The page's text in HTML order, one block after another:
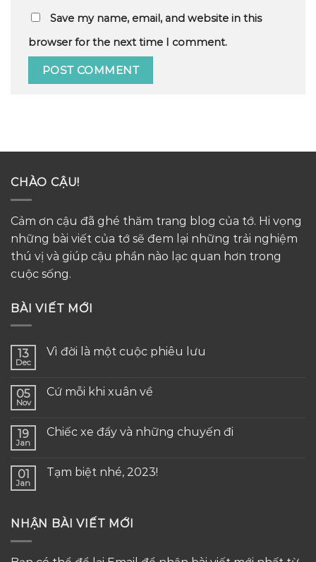
Save my name, email, and website in this
browser for the next time I comment.
CHÀO CẬU!
Cảm ơn cậu đã ghé thăm trang blog của tớ. Hi vọng
những bài viết của tớ sẽ đem lại những trải nghiệm
thú vị và giúp cậu phần nào lạc quan hơn trong
cuộc sống.
BÀI VIẾT MỚI
13
Dec
Vì đời là một cuộc phiêu lưu
05
Nov
Cứ mỗi khi xuân về
19
Jan
Chiếc xe đẩy và những chuyến đi
01
Jan
Tạm biệt nhé, 2023!
NHẬN BÀI VIẾT MỚI